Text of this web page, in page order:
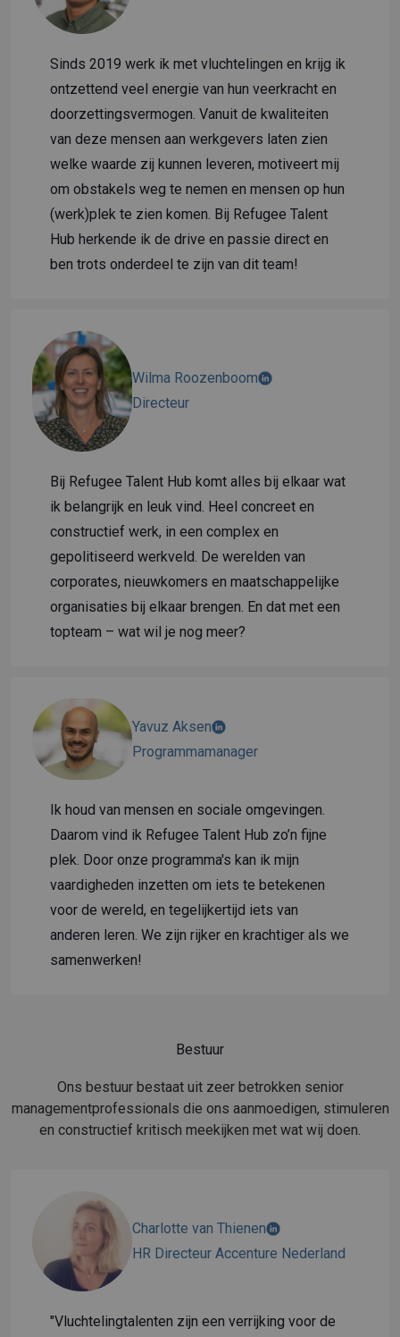
Sinds 2019 werk ik met vluchtelingen en krijg ik
ontzettend veel energie van hun veerkracht en
doorzettingsvermogen. Vanuit de kwaliteiten
van deze mensen aan werkgevers laten zien
welke waarde zij kunnen leveren, motiveert mij
om obstakels weg te nemen en mensen op hun
(werk)plek te zien komen. Bij Refugee Talent
Hub herkende ik de drive en passie direct en
ben trots onderdeel te zijn van dit team!
Wilma Roozenboom
Directeur
Bij Refugee Talent Hub komt alles bij elkaar wat
ik belangrijk en leuk vind. Heel concreet en
constructief werk, in een complex en
gepolitiseerd werkveld. De werelden van
corporates, nieuwkomers en maatschappelijke
organisaties bij elkaar brengen. En dat met een
topteam – wat wil je nog meer?
Yavuz Aksen
Programmamanager
Ik houd van mensen en sociale omgevingen.
Daarom vind ik Refugee Talent Hub zo’n fijne
plek. Door onze programma's kan ik mijn
vaardigheden inzetten om iets te betekenen
voor de wereld, en tegelijkertijd iets van
anderen leren. We zijn rijker en krachtiger als we
samenwerken!
Bestuur
Ons bestuur bestaat uit zeer betrokken senior
managementprofessionals die ons aanmoedigen, stimuleren
en constructief kritisch meekijken met wat wij doen.
Charlotte van Thienen
HR Directeur Accenture Nederland
"Vluchtelingtalenten zijn een verrijking voor de